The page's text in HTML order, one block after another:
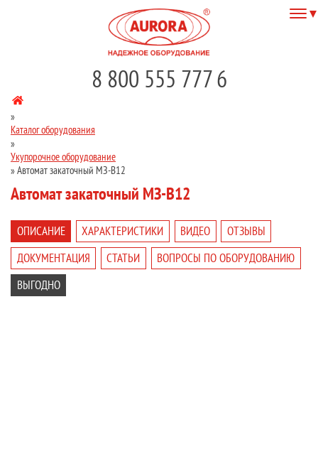
8 800 555 777 6
»
Каталог оборудования
»
Укупорочное оборудование
»Автомат закаточный МЗ-В12
Автомат закаточный МЗ-В12
ОПИСАНИЕ ХАРАКТЕРИСТИКИ ВИДЕО
ОТЗЫВЫ
ДОКУМЕНТАЦИЯ
СТАТЬИ
ВОПРОСЫ ПО ОБОРУДОВАНИЮ
ВЫГОДНО